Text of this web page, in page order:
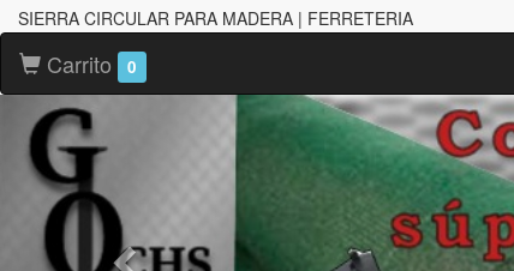
SIERRA CIRCULAR PARA MADERA | FERRETERIA
Carrito 0